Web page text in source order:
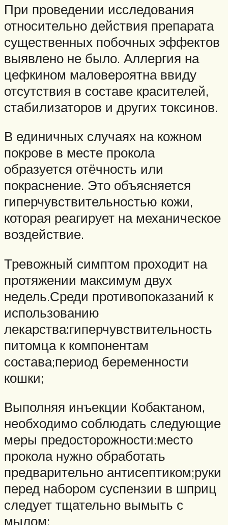
При проведении исследования
относительно действия препарата
существенных побочных эффектов
выявлено не было. Аллергия на
цефкином маловероятна ввиду
отсутствия в составе красителей,
стабилизаторов и других токсинов.
В единичных случаях на кожном
покрове в месте прокола
образуется отёчность или
покраснение. Это объясняется
гиперчувствительностью кожи,
которая реагирует на механическое
воздействие.
Тревожный симптом проходит на
протяжении максимум двух
недель.Среди противопоказаний к
использованию
лекарства:гиперчувствительность
питомца к компонентам
состава;период беременности
кошки;
Выполняя инъекции Кобактаном,
необходимо соблюдать следующие
меры предосторожности:место
прокола нужно обработать
предварительно антисептиком;руки
перед набором суспензии в шприц
следует тщательно вымыть с
мылом;